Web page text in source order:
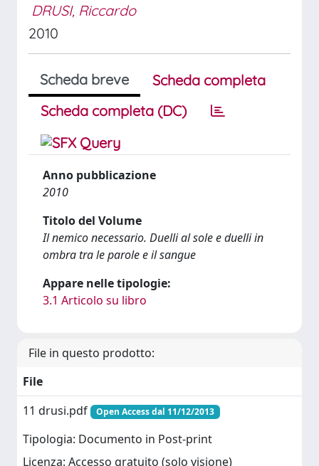
DRUSI, Riccardo
2010
Scheda breve
Scheda completa
Scheda completa (DC)
Anno pubblicazione
2010
Titolo del Volume
Il nemico necessario. Duelli al sole e duelli in
ombra tra le parole e il sangue
Appare nelle tipologie:
3.1 Articolo su libro
File in questo prodotto:
File
11 drusi.pdf
Open Access dal 11/12/2013
Tipologia: Documento in Post-print
Licenza: Accesso gratuito (solo visione)